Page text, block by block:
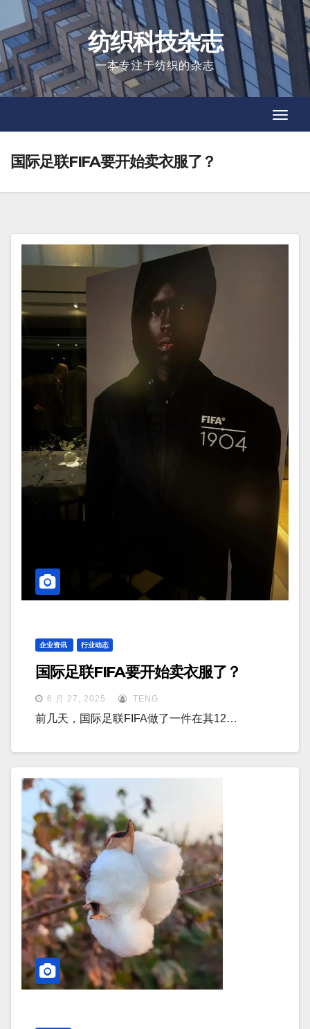
to
content
纺织科技杂志
一本专注于纺织的杂志
国际足联FIFA要开始卖衣服了？
企业资讯 行业动态
国际足联FIFA要开始卖衣服了？
6 月 27, 2025 TENG
前几天，国际足联FIFA做了一件在其12…